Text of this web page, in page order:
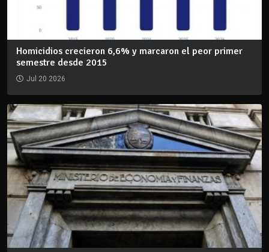
Homicidios crecieron 6,6% y marcaron el peor primer
semestre desde 2015
Jul 20 2026